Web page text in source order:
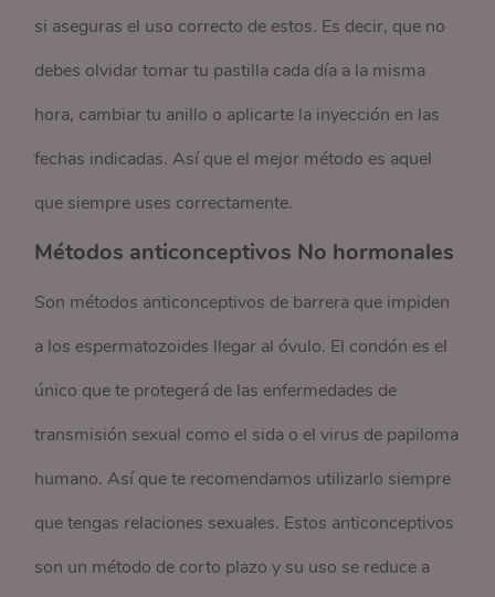
si aseguras el uso correcto de estos. Es decir, que no
debes olvidar tomar tu pastilla cada día a la misma
hora, cambiar tu anillo o aplicarte la inyección en las
fechas indicadas. Así que el mejor método es aquel
que siempre uses correctamente.
Métodos anticonceptivos No hormonales
Son métodos anticonceptivos de barrera que impiden
a los espermatozoides llegar al óvulo. El condón es el
único que te protegerá de las enfermedades de
transmisión sexual como el sida o el virus de papiloma
humano. Así que te recomendamos utilizarlo siempre
que tengas relaciones sexuales. Estos anticonceptivos
son un método de corto plazo y su uso se reduce a